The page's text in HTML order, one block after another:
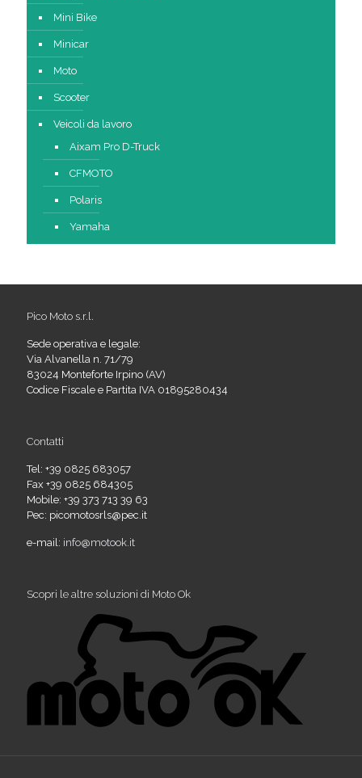
Mini Bike
Minicar
Moto
Scooter
Veicoli da lavoro
Aixam Pro D-Truck
CFMOTO
Polaris
Yamaha
Pico Moto s.r.l.
Sede operativa e legale:
Via Alvanella n. 71/79
83024 Monteforte Irpino (AV)
Codice Fiscale e Partita IVA 01895280434
Contatti
Tel: +39 0825 683057
Fax +39 0825 684305
Mobile: +39 373 713 39 63
Pec: picomotosrls@pec.it
e-mail: info@motook.it
Scopri le altre soluzioni di Moto Ok